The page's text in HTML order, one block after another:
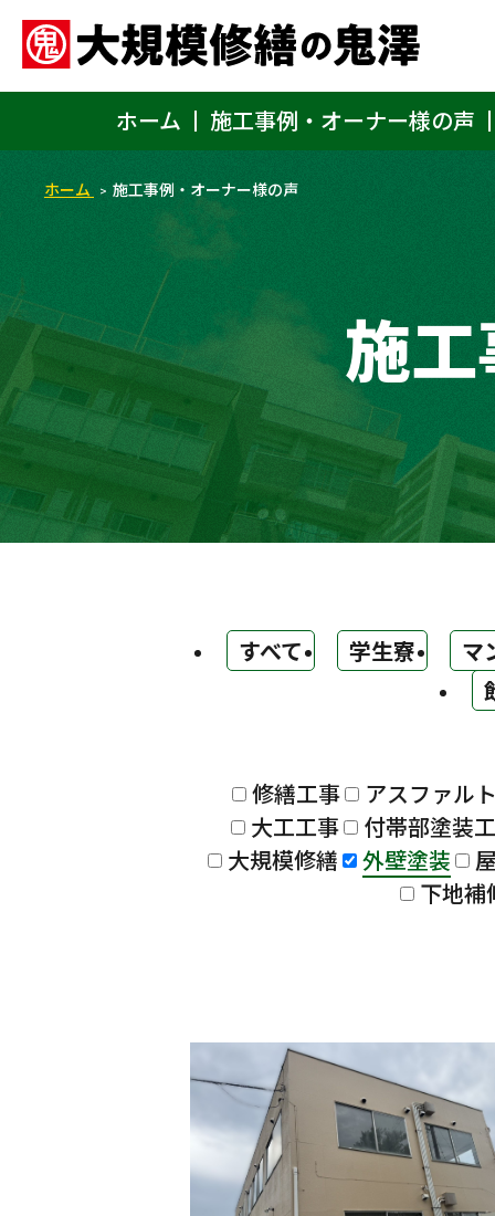
ホーム 施工事例・オーナー様の声
ホーム 施工事例・オーナー様の声
施
すべて 学生寮
マ
修繕工事
アスファル
大工工事
付帯部塗装
大規模修繕
外壁塗装
下地補